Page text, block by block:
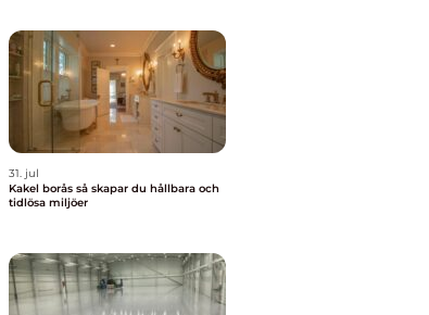
31. jul
Kakel borås så skapar du hållbara och
tidlösa miljöer